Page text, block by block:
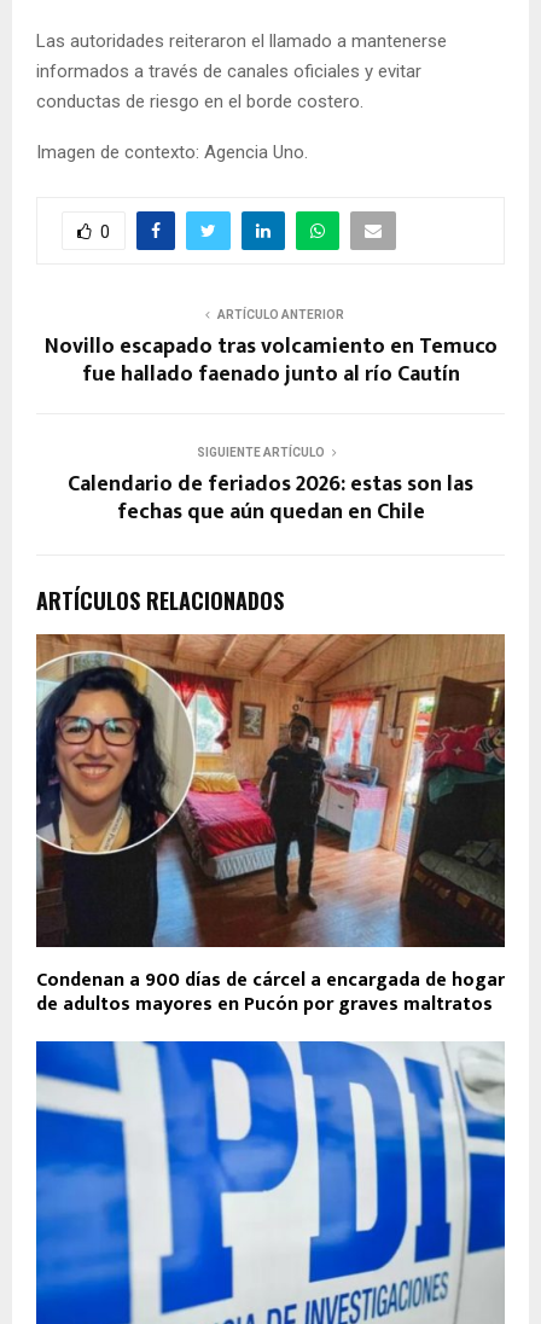
Las autoridades reiteraron el llamado a mantenerse
informados a través de canales oficiales y evitar
conductas de riesgo en el borde costero.
Imagen de contexto: Agencia Uno.
0
ARTÍCULO ANTERIOR
Novillo escapado tras volcamiento en Temuco
fue hallado faenado junto al río Cautín
SIGUIENTE ARTÍCULO
Calendario de feriados 2026: estas son las
fechas que aún quedan en Chile
ARTÍCULOS RELACIONADOS
Condenan a 900 días de cárcel a encargada de hogar
de adultos mayores en Pucón por graves maltratos